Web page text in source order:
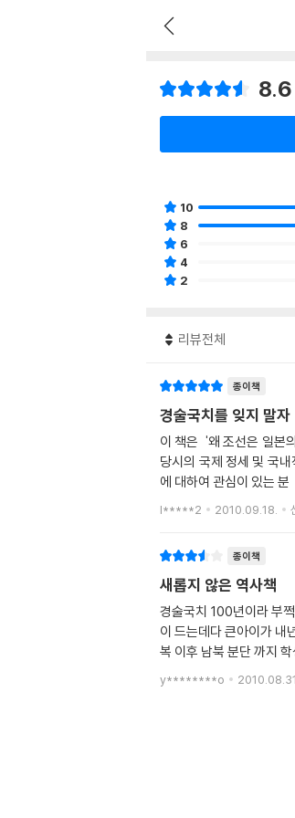
8.6
10
8
6
4
2
리뷰전체
종이책
경술국치를 잊지 말자
이 책은 '왜 조선은 일본
당시의 국제 정세 및 국
에 대하여 관심이 있는 분
l*****2 2010.09.18.
종이책
새롭지 않은 역사책
경술국치 100년이라 부
이 드는데다 큰아이가 내
복 이후 남북 분단 까지 학
y********o 2010.08.31.